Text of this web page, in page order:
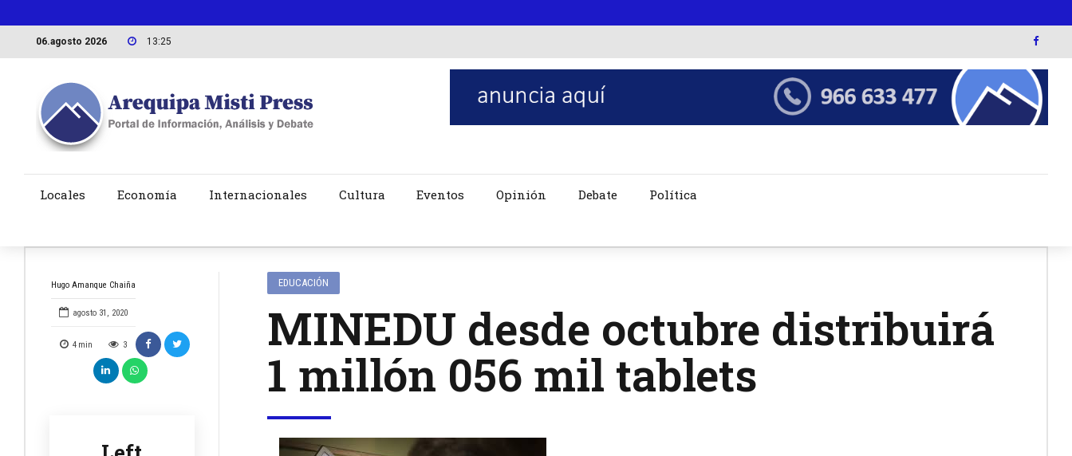
06.agosto 2026 13:25
Locales Economía Internacionales Cultura Eventos Opinión Debate Política
Hugo Amanque Chaiña
agosto 31, 2020
4 min 3
EDUCACIÓN
MINEDU desde octubre distribuirá
1 millón 056 mil tablets